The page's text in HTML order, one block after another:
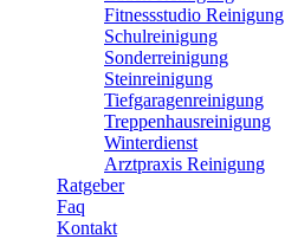
Fitnessstudio Reinigung
Schulreinigung
Sonderreinigung
Steinreinigung
Tiefgaragenreinigung
Treppenhausreinigung
Winterdienst
Arztpraxis Reinigung
Ratgeber
Faq
Kontakt